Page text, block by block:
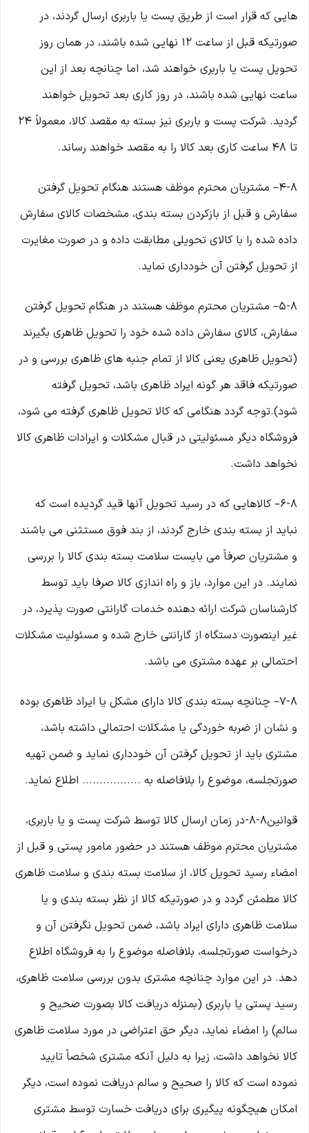
هایی که قرار است از طریق پست یا باربری ارسال گردند، در
صورتیکه قبل از ساعت ۱۲ نهایی شده باشند، در همان روز
تحویل پست یا باربری خواهند شد، اما چنانچه بعد از این
ساعت نهایی شده باشند، در روز کاری بعد تحویل خواهند
گردید. شرکت پست و باربری نیز بسته به مقصد کالا، معمولاً ۲۴
تا ۴۸ ساعت کاری بعد کالا را به مقصد خواهند رساند.
۴-۸– مشتریان محترم موظف هستند هنگام تحویل گرفتن
سفارش و قبل از بازکردن بسته بندی، مشخصات کالای سفارش
داده شده را با کالای تحویلی مطابقت داده و در صورت مغایرت
از تحویل گرفتن آن خودداری نماید.
۵-۸– مشتریان محترم موظف هستند در هنگام تحویل گرفتن
سفارش، کالای سفارش داده شده خود را تحویل ظاهری بگیرند
(تحویل ظاهری یعنی کالا از تمام جنبه های ظاهری بررسی و در
صورتیکه فاقد هر گونه ایراد ظاهری باشد، تحویل گرفته
شود).توجه گردد هنگامی که کالا تحویل ظاهری گرفته می شود،
فروشگاه دیگر مسئولیتی در قبال مشکلات و ایرادات ظاهری کالا
نخواهد داشت.
۶-۸– کالاهایی که در رسید تحویل آنها قید گردیده است که
نباید از بسته بندی خارج گردند، از بند فوق مستثنی می باشند
و مشتریان صرفاً می بایست سلامت بسته بندی کالا را بررسی
نمایند. در این موارد، باز و راه اندازی کالا صرفا باید توسط
کارشناسان شرکت ارائه دهنده خدمات گارانتی صورت پذیرد، در
غیر اینصورت دستگاه از گارانتی خارج شده و مسئولیت مشکلات
احتمالی بر عهده مشتری می باشد.
۷-۸– چنانچه بسته بندی کالا دارای مشکل یا ایراد ظاهری بوده
و نشان از ضربه خوردگی یا مشکلات احتمالی داشته باشد،
مشتری باید از تحویل گرفتن آن خودداری نماید و ضمن تهیه
صورتجلسه، موضوع را بلافاصله به ................. اطلاع نماید.
قوانین۸-۸-در زمان ارسال کالا توسط شرکت پست و یا باربری،
مشتریان محترم موظف هستند در حضور مامور پستی و قبل از
امضاء رسید تحویل کالا، از سلامت بسته بندی و سلامت ظاهری
کالا مطمئن گردد و در صورتیکه کالا از نظر بسته بندی و یا
سلامت ظاهری دارای ایراد باشد، ضمن تحویل نگرفتن آن و
درخواست صورتجلسه، بلافاصله موضوع را به فروشگاه اطلاع
دهد. در این موارد چنانچه مشتری بدون بررسی سلامت ظاهری،
رسید پستی یا باربری (بمنزله دریافت کالا بصورت صحیح و
سالم) را امضاء نماید، دیگر حق اعتراضی در مورد سلامت ظاهری
کالا نخواهد داشت، زیرا به دلیل آنکه مشتری شخصاً تایید
نموده است که کالا را صحیح و سالم دریافت نموده است، دیگر
امکان هیچگونه پیگیری برای دریافت خسارت توسط مشتری